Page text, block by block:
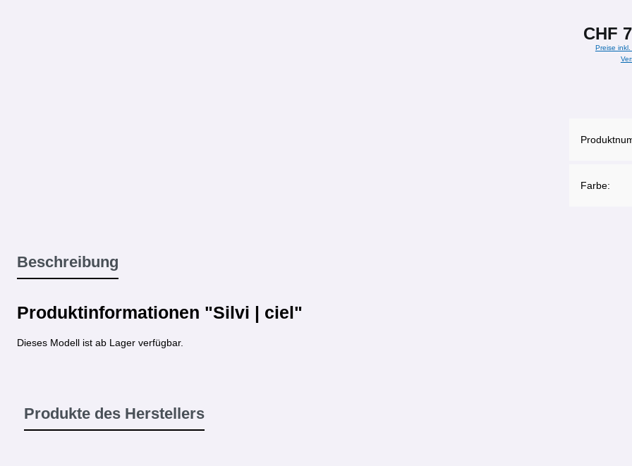
CHF
Preise
Farbe:
Beschreibung
Produktinformationen "Silvi | ciel"
Dieses Modell ist ab Lager verfügbar.
Produkte des Herstellers